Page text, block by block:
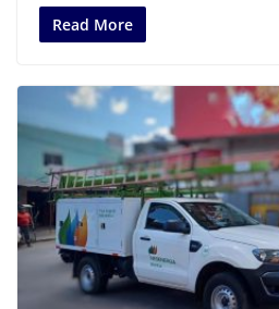
Read More